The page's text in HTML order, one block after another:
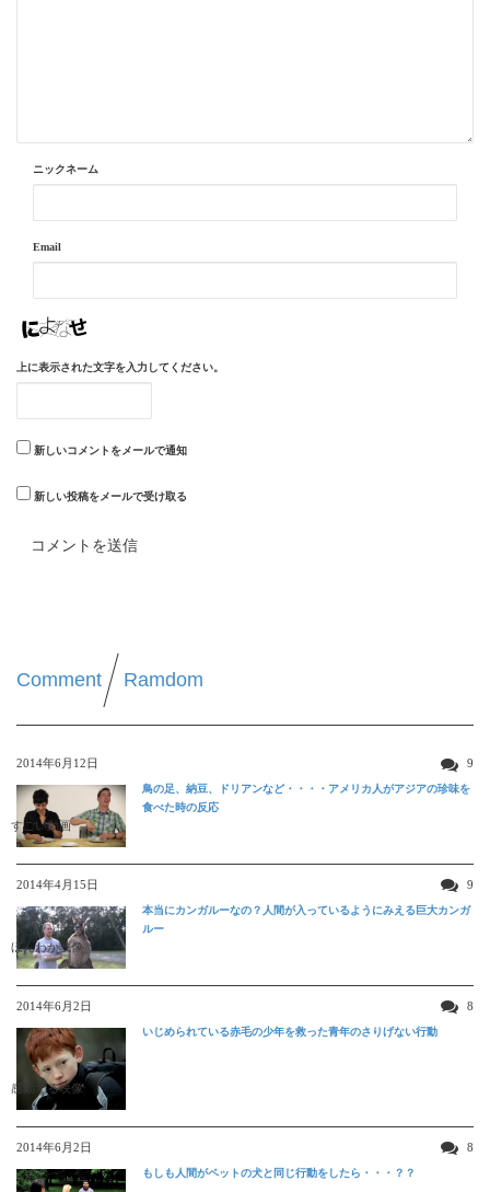
ニックネーム
Email
上に表示された文字を入力してください。
新しいコメントをメールで通知
新しい投稿をメールで受け取る
Comment Ramdom
2014年6月12日 9
すごい動画
鳥の足、納豆、ドリアンなど・・・・アメリカ人がアジアの珍味を
食べた時の反応
2014年4月15日 9
ほんわか映像
本当にカンガルーなの？人間が入っているようにみえる巨大カンガ
ルー
2014年6月2日 8
感動する映像
いじめられている赤毛の少年を救った青年のさりげない行動
2014年6月2日 8
もしも人間がペットの犬と同じ行動をしたら・・・？？